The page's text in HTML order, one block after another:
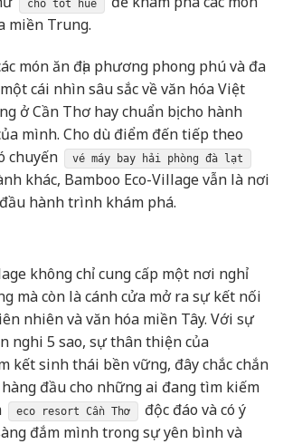
cho tot hue
miền Trung.
món ăn địa phương phong phú và đa
cái nhìn sâu sắc về văn hóa Việt
ở Cần Thơ hay chuẩn bị cho hành
mình. Cho dù điểm đến tiếp theo
chuyến
vé máy bay hải phòng đà lạt
khác, Bamboo Eco-Village vẫn là nơi
hành trình khám phá.
không chỉ cung cấp một nơi nghỉ
mà còn là cánh cửa mở ra sự kết nối
nhiên và văn hóa miền Tây. Với sự
nghi 5 sao, sự thân thiện của
kết sinh thái bền vững, đây chắc chắn
đầu cho những ai đang tìm kiếm
eco resort Cần Thơ
độc đáo và có ý
đắm mình trong sự yên bình và